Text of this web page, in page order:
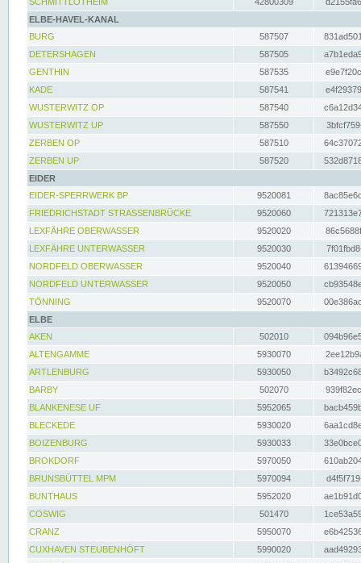
ELBE-HAVEL-KANAL
BURG
587507
DETERSHAGEN
587505
GENTHIN
587535
KADE
587541
WUSTERWITZ OP
587540
WUSTERWITZ UP
587550
ZERBEN OP
587510
ZERBEN UP
587520
EIDER
EIDER-SPERRWERK BP
9520081
FRIEDRICHSTADT STRASSENBRÜCKE
9520060
LEXFÄHRE OBERWASSER
9520020
LEXFÄHRE UNTERWASSER
9520030
NORDFELD OBERWASSER
9520040
NORDFELD UNTERWASSER
9520050
TÖNNING
9520070
ELBE
AKEN
502010
ALTENGAMME
5930070
ARTLENBURG
5930050
BARBY
502070
BLANKENESE UF
5952065
BLECKEDE
5930020
BOIZENBURG
5930033
BROKDORF
5970050
BRUNSBÜTTEL MPM
5970094
BUNTHAUS
5952020
COSWIG
501470
CRANZ
5950070
CUXHAVEN STEUBENHÖFT
5990020